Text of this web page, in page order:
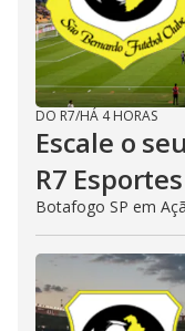
DO R7/HÁ 4 HORAS
Escale o
R7 Esportes
Botafogo SP em